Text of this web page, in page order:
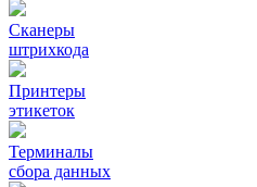
Сканеры
штрихкода
Принтеры
этикеток
Терминалы
сбора данных